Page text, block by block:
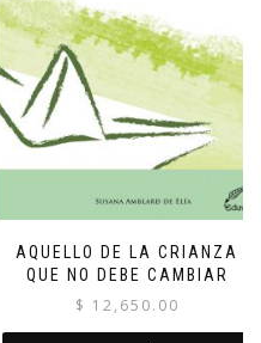
AQUELLO DE LA CRIANZA
QUE NO DEBE CAMBIAR
$ 12,650.00